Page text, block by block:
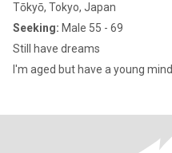
Tōkyō, Tokyo, Japan
Seeking: Male 55 - 69
Still have dreams
I'm aged but have a young mind